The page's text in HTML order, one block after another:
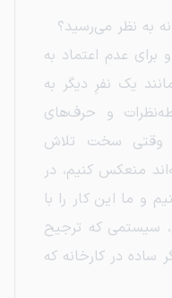
برای عدم اعتماد به
یک نفرِ دیگر به
و حرف‌های
وقتی سخت تلاش
منعکس کنیم، در
و ما این کار را با
سیستمی که ترجیح
ساده در کارخانه که